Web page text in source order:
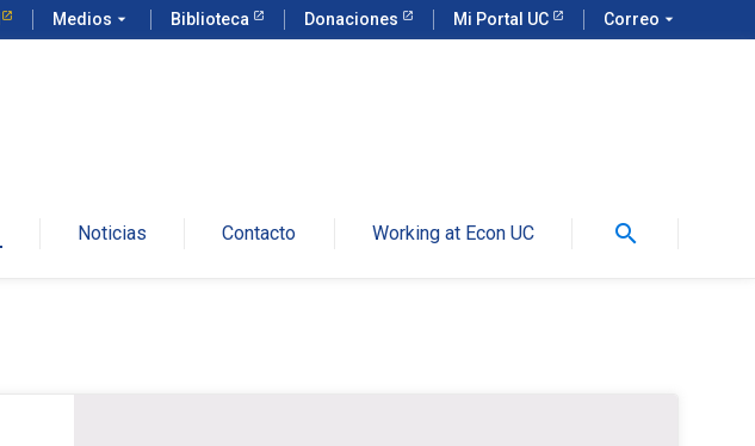
Medios arrow_drop_down Biblioteca Donaciones Mi Portal UC Correo arrow_drop_down
Noticias Contacto Working at Econ UC search